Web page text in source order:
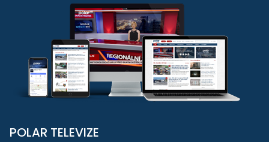
POLAR TELEVIZE